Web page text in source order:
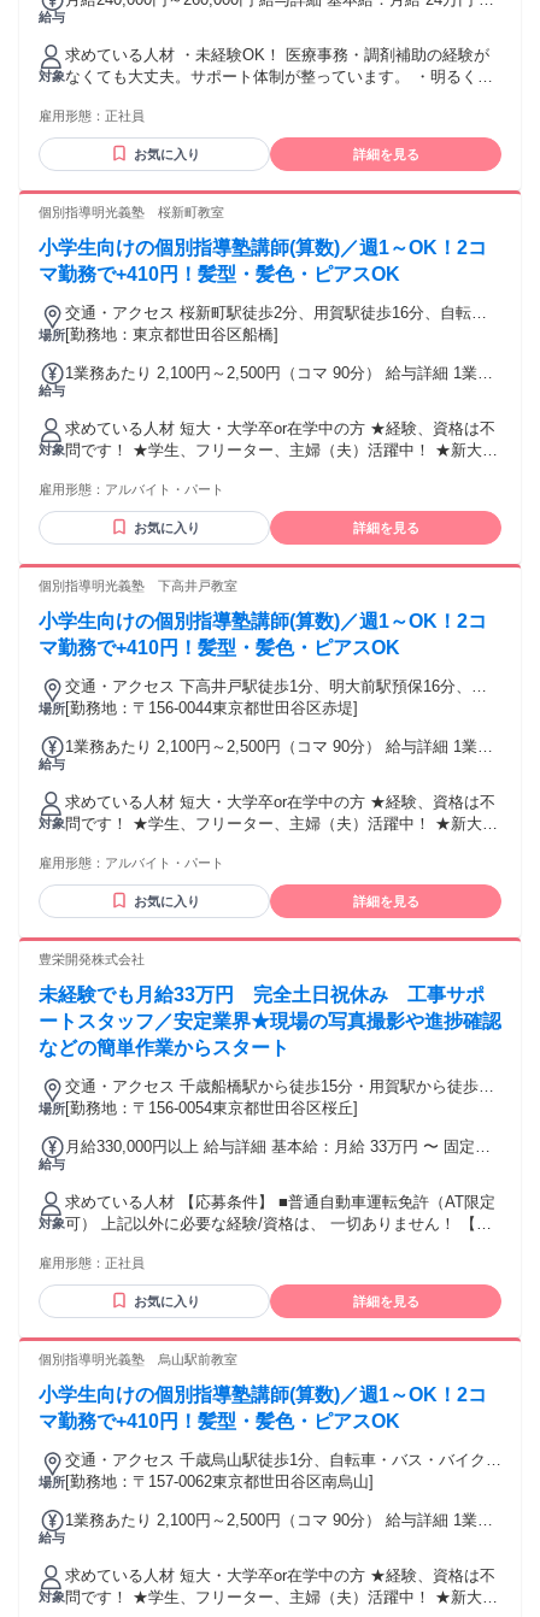
給与
れる通勤・皆勤・家族手当金額：あり 全員に一律で支払われ
るその他手当金額：なし 月給：23〜26万円（経験・スキルに
よって相談可） 家賃補助：10000円（新生活を応援しま
す！） 交通費支給：上限20,000円
対象
求めている人材 ・未経験OK！ 医療事務・調剤補助の経験が
なくても大丈夫。サポート体制が整っています。 ・明るく、
さまにも笑顔で対応できる方。 ・安定した環境で長く働きた
い方 長期的に働ける職場で、安心してキャリアを築きたい
方。 ・成長意欲のある方 新しいことを学びたい方、資格取得
方 誠実で、細かな作業にも丁寧に取り組める方。
雇用形態： 正社員
お気に入り 詳細を見る
個別指導明光義塾 桜新町教室
小学生向けの個別指導塾講師(算数)／週1～OK！2コ
マ勤務で+410円！髪型・髪色・ピアスOK
場所
交通・アクセス 桜新町駅徒歩2分、用賀駅徒歩16分、自転
車・バス・バイク通勤可（応相談）
[勤務地：東京都世田谷区船橋]
給与
1業務あたり 2,100円～2,500円（コマ 90分） 給与詳細 1業務
2100円 〜 2500円(90分) ◆1コマ(授業：90分+入替10分＝100
分)／2100円以上＋日次手当／1コマ勤務時205円、2コマ以上
勤務時410円 ◆月の勤務日数に応じて3ヶ月ごとに昇給も可能
です！
対象
求めている人材 短大・大学卒or在学中の方 ★経験、資格は不
問です！ ★学生、フリーター、主婦（夫）活躍中！ ★新大学
学歴が高くないから塾講師は無理だ...と考えている人へ⭐
「学力があること」と「教えることが上手い」は全くの別で
す。 自分に自信がない方でも、少しでも教えることが好きな
募ください。 ⭐歓迎条件⭐ ・未経験者大歓迎 ・将来、教育業
週5日勤務もOK ・子どもが好きな方 ・教育に興味のある方
・人とのコミュニケーションが好きな方 ・一人一人と向き合
パート経験者優遇 ⭐採用予定人数は5名以上⭐ 未経験の方で
も、勤務開始前にしっかりとした研修があるから安心です。
められます。
雇用形態： アルバイト・パート
お気に入り 詳細を見る
個別指導明光義塾 下高井戸教室
小学生向けの個別指導塾講師(算数)／週1～OK！2コ
マ勤務で+410円！髪型・髪色・ピアスOK
場所
交通・アクセス 下高井戸駅徒歩1分、明大前駅預保16分、自
転車・バス・バイク通勤可（応相談）
[勤務地：〒156-0044東京都世田谷区赤堤]
給与
1業務あたり 2,100円～2,500円（コマ 90分） 給与詳細 1業務
2100円 〜 2500円(90分) ◆1コマ(授業：90分+入替10分＝100
分)／2100円以上＋日次手当／1コマ勤務時205円、2コマ以上
勤務時410円 ◆月の勤務日数に応じて3ヶ月ごとに昇給も可能
です！
対象
求めている人材 短大・大学卒or在学中の方 ★経験、資格は不
問です！ ★学生、フリーター、主婦（夫）活躍中！ ★新大学
学歴が高くないから塾講師は無理だ...と考えている人へ⭐
「学力があること」と「教えることが上手い」は全くの別で
す。 自分に自信がない方でも、少しでも教えることが好きな
募ください。 ⭐歓迎条件⭐ ・未経験者大歓迎 ・将来、教育業
週5日勤務もOK ・子どもが好きな方 ・教育に興味のある方
・人とのコミュニケーションが好きな方 ・一人一人と向き合
って仕事がしたい方 ・塾講師、家庭教師などのアルバイト・
パート経験者優遇 ⭐採用予定人数は5名以上⭐ 未経験の方で
も、勤務開始前にしっかりとした研修があるから安心です。
教室長や先輩講師のフォローもあるので、安心して授業を進
雇用形態： アルバイト・パート
お気に入り 詳細を見る
豊栄開発株式会社
未経験でも月給33万円 完全土日祝休み 工事サポ
ートスタッフ／安定業界★現場の写真撮影や進捗確認
などの簡単作業からスタート
場所
交通・アクセス 千歳船橋駅から徒歩15分・用賀駅から徒歩20
分
[勤務地：〒156-0054東京都世田谷区桜丘]
給与
月給330,000円以上 給与詳細 基本給：月給 33万円 〜 固定残
勤・家族手当金額：なし 全員に一律で支払われるその他手当
金額：なし ■業界未経験でも月給33万円スタート！ ■昇給年2
回（4月・10月） ■賞与年2回（8月・12月） ※1回辺りの賞与
実績は1～3ヶ月分。 ■会社業績により決算賞与も支給！ ■頑
あり！ ■1回の昇給で月給7万～10万円UP実績あり！ ■入社3
年目で月給50万円到達の実績あり！ ■残業代は別途全額支
給！ ■引っ越し手当あり！ ■役職手当あり！ ■職能手当あり！
■資格取得支援制度あり （取得費用は会社負担）
対象
求めている人材 【応募条件】 ■普通自動車運転免許（AT限定
可） 上記以外に必要な経験/資格は、 一切ありません！ 【ポ
人未経験歓迎 ■第二新卒歓迎 ■既卒歓迎 ■ブランクOK 【こん
な方にピッタリ】 ■建設土木業界に興味がある方 ■チームワー
クを大切にできる方 ■人とコミュニケーションを取ることが
する仕事の経験を活かしたい方 ■安定した業界で資格を取得
など プライベートも大切にしながら働きたい方 現在活躍して
いる先輩社員の多くも 未経験からスタートしています！ 入社
すので 建設業界が初めての方や 社会人経験が浅い方も 安心
してご応募ください！ 資格取得支援制度も充実しているため
長できる環境です。
雇用形態： 正社員
お気に入り 詳細を見る
個別指導明光義塾 烏山駅前教室
小学生向けの個別指導塾講師(算数)／週1～OK！2コ
マ勤務で+410円！髪型・髪色・ピアスOK
場所
交通・アクセス 千歳烏山駅徒歩1分、自転車・バス・バイク通
勤可（応相談）
[勤務地：〒157-0062東京都世田谷区南烏山]
給与
1業務あたり 2,100円～2,500円（コマ 90分） 給与詳細 1業務
2100円 〜 2500円(90分) ◆1コマ(授業：90分+入替10分＝100
分)／2100円以上＋日次手当／1コマ勤務時205円、2コマ以上
勤務時410円 ◆月の勤務日数に応じて3ヶ月ごとに昇給も可能
対象
求めている人材 短大・大学卒or在学中の方 ★経験、資格は不
問です！ ★学生、フリーター、主婦（夫）活躍中！ ★新大学